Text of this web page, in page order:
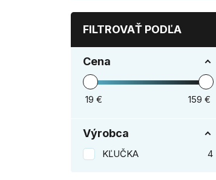
FILTROVAŤ PODĽA
Cena
19 € 159 €
Výrobca
KĽUČKA 4